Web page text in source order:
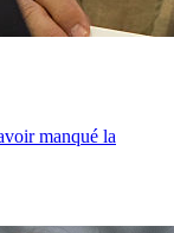
manqué la